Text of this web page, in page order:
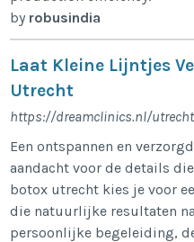
by robusindia
Laat Kleine Lijntjes
Utrecht
https://dreamclinics.nl/utrecht
Een ontspannen en
aandacht voor de details
botox utrecht kies je voor
die natuurlijke resultaten
persoonlijke begeleiding,